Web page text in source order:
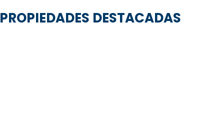
PROPIEDADES DESTACADAS